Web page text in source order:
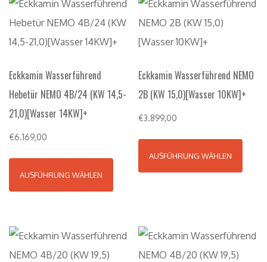
Eckkamin Wasserführend
Hebetür NEMO 4B/24 (KW 14,5-
21,0)[Wasser 14KW]+
€6.169,00
AUSFÜHRUNG WÄHLEN
Eckkamin Wasserführend NEMO
2B (KW 15,0)[Wasser 10KW]+
€3.899,00
AUSFÜHRUNG WÄHLEN